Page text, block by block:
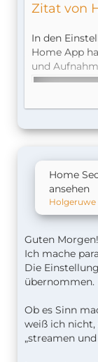
Zitat von
In den
Home App
und
Muss man
tatsächlich
Werde am
geht.
Danke für
Home
ansehen
Holgeruwe
Guten Morgen!
Ich mache
Die
übernommen.
Ob es Sinn
weiß ich
„streamen